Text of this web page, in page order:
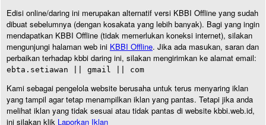
Edisi online/daring ini merupakan alternatif versi KBBI Offline yang sudah
dibuat sebelumnya (dengan kosakata yang lebih banyak). Bagi yang ingin
mendapatkan KBBI Offline (tidak memerlukan koneksi internet), silakan
mengunjungi halaman web ini KBBI Offline. Jika ada masukan, saran dan
perbaikan terhadap kbbi daring ini, silakan mengirimkan ke alamat email:
ebta.setiawan || gmail || com
Kami sebagai pengelola website berusaha untuk terus menyaring iklan
yang tampil agar tetap menampilkan iklan yang pantas. Tetapi jika anda
melihat iklan yang tidak sesuai atau tidak pantas di website kbbi.web.id,
ini silakan klik Laporkan Iklan